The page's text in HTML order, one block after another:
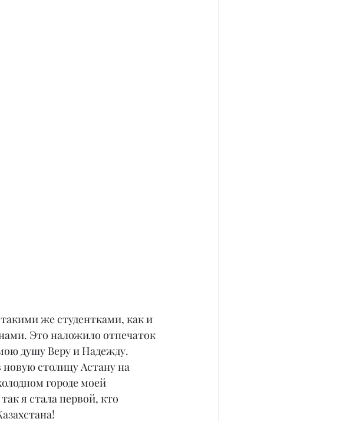
же студентками, как и
Это наложило отпечаток
душу Веру и Надежду.
новую столицу Астану на
городе моей
я стала первой, кто